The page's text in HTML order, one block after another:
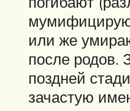
или же
после родов.
поздней
зачастую